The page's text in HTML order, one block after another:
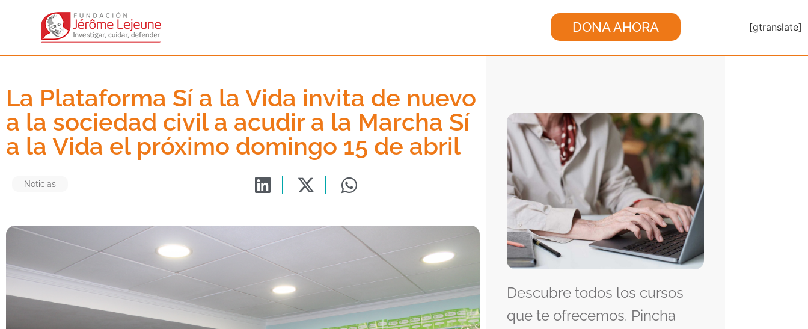
DONA AHORA [gtranslate]
La Plataforma Sí a la Vida invita de nuevo
a la sociedad civil a acudir a la Marcha Sí
a la Vida el próximo domingo 15 de abril
Noticias
Descubre todos los cursos
que te ofrecemos. Pincha